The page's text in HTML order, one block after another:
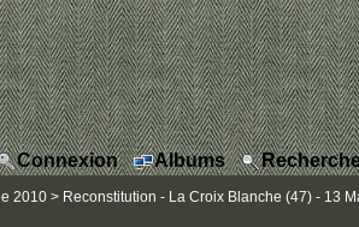
Connexion Albums
2010 > Reconstitution - La Croix Blanche (47) - 13